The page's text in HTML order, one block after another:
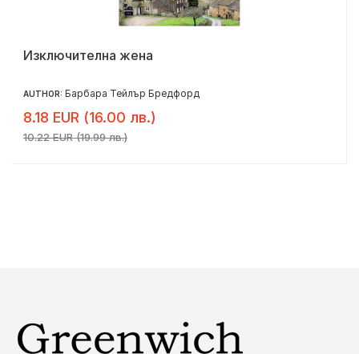
Изключителна жена
AUTHOR: Барбара Тейлър Бредфорд
8.18 EUR (16.00 лв.)
10.22 EUR (19.99 лв.)